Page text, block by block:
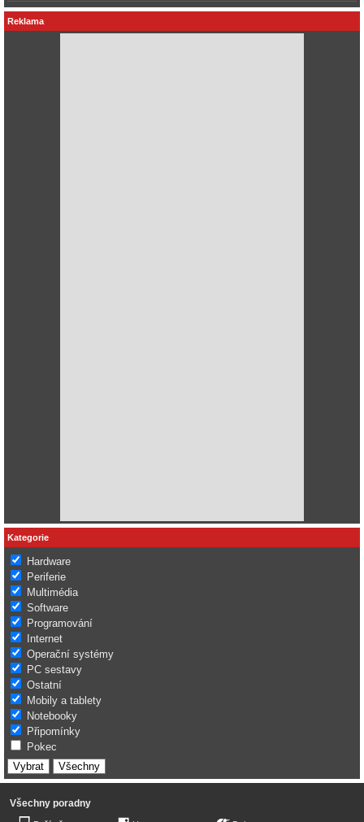
Reklama
Kategorie
Hardware
Periferie
Multimédia
Software
Programování
Internet
Operační systémy
PC sestavy
Ostatní
Mobily a tablety
Notebooky
Připomínky
Pokec
Všechny poradny